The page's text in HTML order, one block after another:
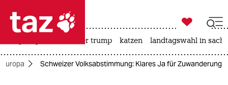
 taz zahl ich
taz zahl ich

taz zahl ich
usa unter trump katzen landtagswahl in
Europa Schweizer Volksabstimmung: Klares Ja für Zuwanderung